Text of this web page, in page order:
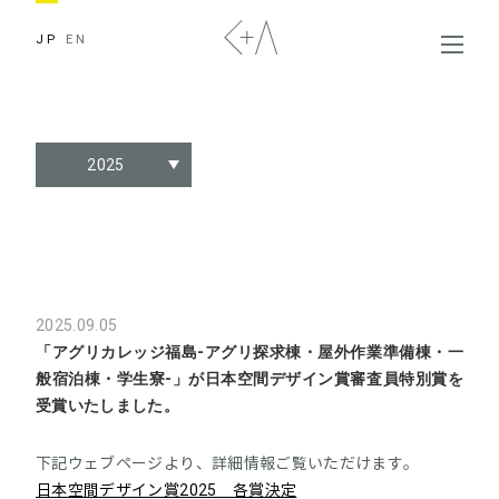
JP EN
2025
2025.09.05
「アグリカレッジ福島-アグリ探求棟・屋外作業準備棟・一
般宿泊棟・学生寮-」が日本空間デザイン賞審査員特別賞を
受賞いたしました。
下記ウェブページより、詳細情報ご覧いただけます。
日本空間デザイン賞2025 各賞決定